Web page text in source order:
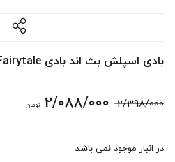
بادی اسپلش بث اند بادی Fairytale
2/398/000 قیمت
2/088/000 تومانقیمت
در انبار موجود نمی باشد